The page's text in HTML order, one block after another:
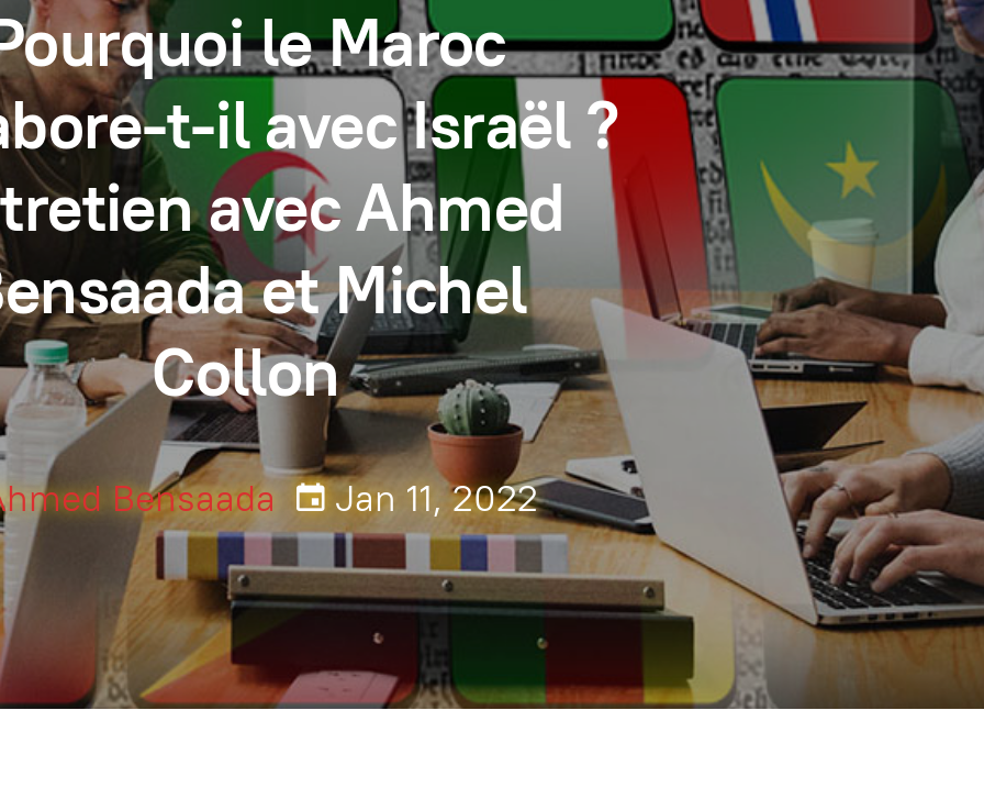
le Maroc
t-il avec Israël ?
avec Ahmed
et Michel
Collon
Bensaada Jan 11, 2022